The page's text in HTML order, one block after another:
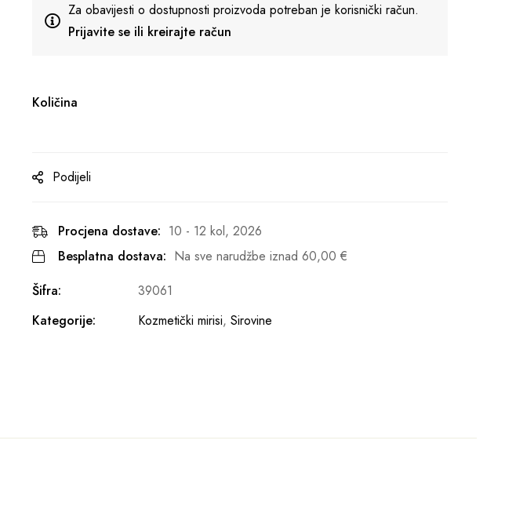
Za obavijesti o dostupnosti proizvoda potreban je korisnički račun.
Prijavite se ili kreirajte račun
Količina
Podijeli
Procjena dostave: 10 - 12 kol, 2026
Besplatna dostava: Na sve narudžbe iznad 60,00 €
Šifra:
39061
Kategorije:
Kozmetički mirisi, Sirovine